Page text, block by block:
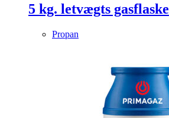
5 kg. letvægts gasflaske
Propan